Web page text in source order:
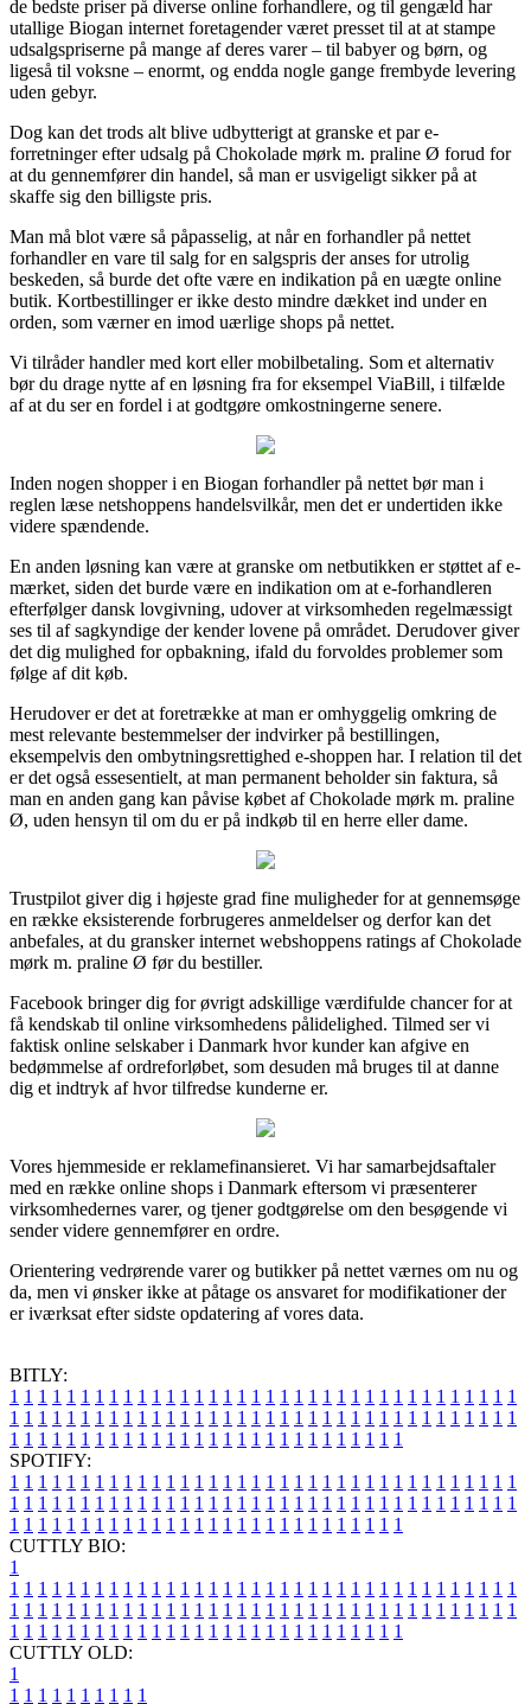
de bedste priser på diverse online forhandlere, og til gengæld har
utallige Biogan internet foretagender været presset til at at stampe
udsalgspriserne på mange af deres varer – til babyer og børn, og
ligeså til voksne – enormt, og endda nogle gange frembyde levering
uden gebyr.
Dog kan det trods alt blive udbytterigt at granske et par e-
forretninger efter udsalg på Chokolade mørk m. praline Ø forud for
at du gennemfører din handel, så man er usvigeligt sikker på at
skaffe sig den billigste pris.
Man må blot være så påpasselig, at når en forhandler på nettet
forhandler en vare til salg for en salgspris der anses for utrolig
beskeden, så burde det ofte være en indikation på en uægte online
butik. Kortbestillinger er ikke desto mindre dækket ind under en
orden, som værner en imod uærlige shops på nettet.
Vi tilråder handler med kort eller mobilbetaling. Som et alternativ
bør du drage nytte af en løsning fra for eksempel ViaBill, i tilfælde
af at du ser en fordel i at godtgøre omkostningerne senere.
Inden nogen shopper i en Biogan forhandler på nettet bør man i
reglen læse netshoppens handelsvilkår, men det er undertiden ikke
videre spændende.
En anden løsning kan være at granske om netbutikken er støttet af e-
mærket, siden det burde være en indikation om at e-forhandleren
efterfølger dansk lovgivning, udover at virksomheden regelmæssigt
ses til af sagkyndige der kender lovene på området. Derudover giver
det dig mulighed for opbakning, ifald du forvoldes problemer som
følge af dit køb.
Herudover er det at foretrække at man er omhyggelig omkring de
mest relevante bestemmelser der indvirker på bestillingen,
eksempelvis den ombytningsrettighed e-shoppen har. I relation til det
er det også essesentielt, at man permanent beholder sin faktura, så
man en anden gang kan påvise købet af Chokolade mørk m. praline
Ø, uden hensyn til om du er på indkøb til en herre eller dame.
Trustpilot giver dig i højeste grad fine muligheder for at gennemsøge
en række eksisterende forbrugeres anmeldelser og derfor kan det
anbefales, at du gransker internet webshoppens ratings af Chokolade
mørk m. praline Ø før du bestiller.
Facebook bringer dig for øvrigt adskillige værdifulde chancer for at
få kendskab til online virksomhedens pålidelighed. Tilmed ser vi
faktisk online selskaber i Danmark hvor kunder kan afgive en
bedømmelse af ordreforløbet, som desuden må bruges til at danne
dig et indtryk af hvor tilfredse kunderne er.
Vores hjemmeside er reklamefinansieret. Vi har samarbejdsaftaler
med en række online shops i Danmark eftersom vi præsenterer
virksomhedernes varer, og tjener godtgørelse om den besøgende vi
sender videre gennemfører en ordre.
Orientering vedrørende varer og butikker på nettet værnes om nu og
da, men vi ønsker ikke at påtage os ansvaret for modifikationer der
er iværksat efter sidste opdatering af vores data.
BITLY:
1 1 1 1 1 1 1 1 1 1 1 1 1 1 1 1 1 1 1 1 1 1 1 1 1 1 1 1 1 1 1 1 1 1 1 1
1 1 1 1 1 1 1 1 1 1 1 1 1 1 1 1 1 1 1 1 1 1 1 1 1 1 1 1 1 1 1 1 1 1 1 1
1 1 1 1 1 1 1 1 1 1 1 1 1 1 1 1 1 1 1 1 1 1 1 1 1 1 1 1
SPOTIFY:
1 1 1 1 1 1 1 1 1 1 1 1 1 1 1 1 1 1 1 1 1 1 1 1 1 1 1 1 1 1 1 1 1 1 1 1
1 1 1 1 1 1 1 1 1 1 1 1 1 1 1 1 1 1 1 1 1 1 1 1 1 1 1 1 1 1 1 1 1 1 1 1
1 1 1 1 1 1 1 1 1 1 1 1 1 1 1 1 1 1 1 1 1 1 1 1 1 1 1 1
CUTTLY BIO:
1
1 1 1 1 1 1 1 1 1 1 1 1 1 1 1 1 1 1 1 1 1 1 1 1 1 1 1 1 1 1 1 1 1 1 1 1
1 1 1 1 1 1 1 1 1 1 1 1 1 1 1 1 1 1 1 1 1 1 1 1 1 1 1 1 1 1 1 1 1 1 1 1
1 1 1 1 1 1 1 1 1 1 1 1 1 1 1 1 1 1 1 1 1 1 1 1 1 1 1 1
CUTTLY OLD:
1
1 1 1 1 1 1 1 1 1 1